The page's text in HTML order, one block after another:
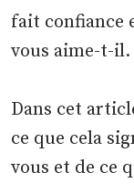
fait confiance
vous aime-t-il.
Dans cet
ce que cela
vous et de ce